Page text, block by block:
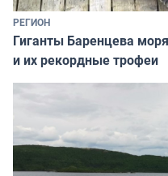
РЕГИОН
Гиганты Баренцева
и их рекордные трофеи